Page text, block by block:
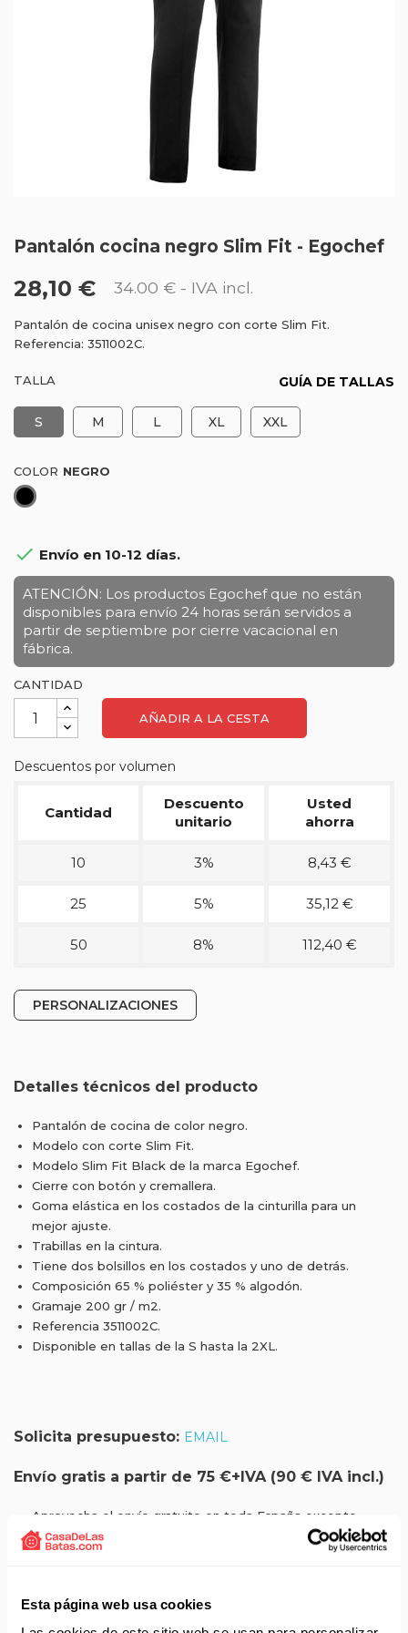
Esta página web usa cookies
Pantalón cocina negro Slim Fit - Egochef
28,10 € 34.00 € - IVA incl.
Pantalón de cocina unisex negro con corte Slim Fit.
Referencia: 3511002C.
TALLA GUÍA DE TALLAS
S M L XL XXL
COLOR
Negro
 Envío en 10-12 días.
ATENCIÓN: Los productos Egochef que no están
disponibles para envío 24 horas serán servidos a
partir de septiembre por cierre vacacional en
fábrica.
CANTIDAD
AÑADIR A LA CESTA
Descuentos por volumen
Cantidad
Descuento
unitario
Usted
ahorra
10 3% 8,43 €
25 5% 35,12 €
50 8% 112,40 €
PERSONALIZACIONES
Detalles técnicos del producto
Pantalón de cocina de color negro.
Modelo con corte Slim Fit.
Modelo Slim Fit Black de la marca Egochef.
Cierre con botón y cremallera.
Goma elástica en los costados de la cinturilla para un
mejor ajuste.
Trabillas en la cintura.
Tiene dos bolsillos en los costados y uno de detrás.
Composición 65 % poliéster y 35 % algodón.
Gramaje 200 gr / m2.
Referencia 3511002C.
Disponible en tallas de la S hasta la 2XL.
Solicita presupuesto: EMAIL
Envío gratis a partir de 75 €+IVA (90 € IVA incl.)
Aprovecha el envío gratuito en toda España excepto
Canarias, Baleares, Ceuta y Melilla.
No realizamos envíos del 10 al 21 de agosto.